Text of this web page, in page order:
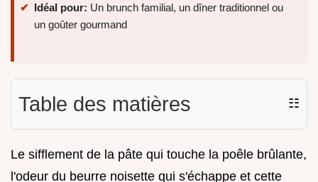
Idéal pour: Un brunch familial, un dîner traditionnel ou
un goûter gourmand
Table des matières ☷
Le sifflement de la pâte qui touche la poêle brûlante,
l'odeur du beurre noisette qui s'échappe et cette